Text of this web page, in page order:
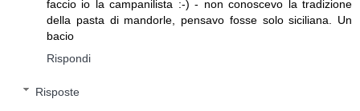
faccio io la campanilista :-) - non conoscevo la tradizione
della pasta di mandorle, pensavo fosse solo siciliana. Un
bacio
Rispondi
Risposte